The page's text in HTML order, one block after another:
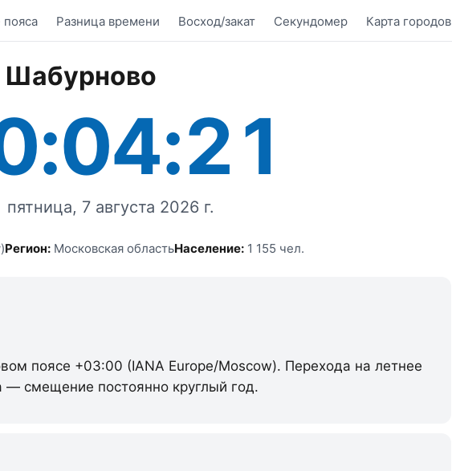
Разница времени Восход/закат Секундомер Карта городов
Шабурново
пятница, 7 августа 2026 г.
Регион: Московская областьНаселение: 1 155 чел.
поясе +03:00 (IANA Europe/Moscow). Перехода на летнее
— смещение постоянно круглый год.